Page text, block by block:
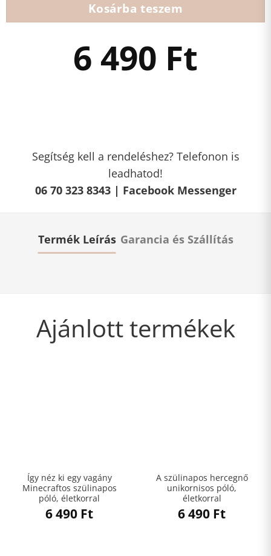
Kosárba teszem
6 490 Ft
Segítség kell a rendeléshez? Telefonon is
leadhatod!
06 70 323 8343 | Facebook Messenger
Termék Leírás Garancia és Szállítás
Ajánlott termékek
Így néz ki egy vagány
Minecraftos szülinapos
póló, életkorral
6 490 Ft
A szülinapos hercegnő
unikornisos póló,
életkorral
6 490 Ft